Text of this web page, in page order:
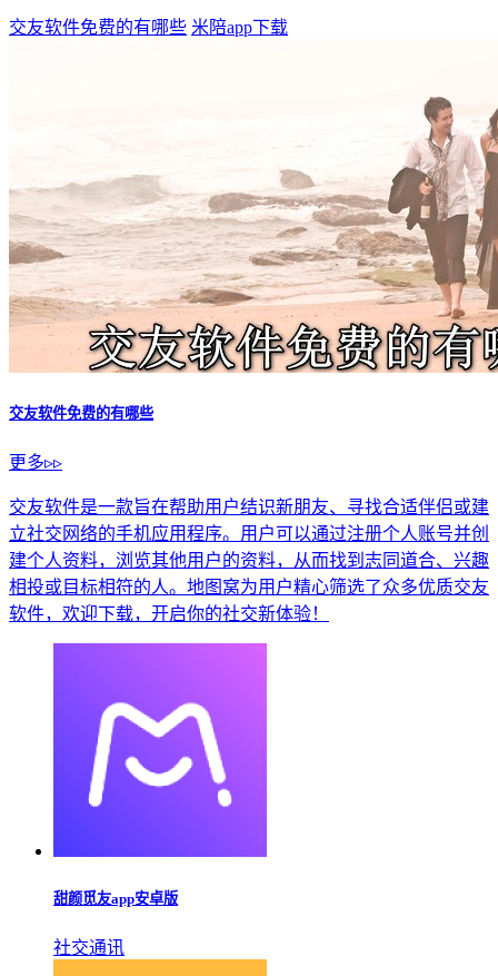
交友软件免费的有哪些 米陪app下载
交友软件免费的有哪些
更多▹▹
交友软件是一款旨在帮助用户结识新朋友、寻找合适伴侣或建
立社交网络的手机应用程序。用户可以通过注册个人账号并创
建个人资料，浏览其他用户的资料，从而找到志同道合、兴趣
相投或目标相符的人。地图窝为用户精心筛选了众多优质交友
软件，欢迎下载，开启你的社交新体验！
甜颜觅友app安卓版
社交通讯